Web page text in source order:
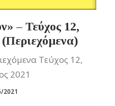
– Τεύχος 12,
Τεύχος 12,
2021
2021